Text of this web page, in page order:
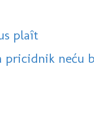
plaît
pricidnik neću